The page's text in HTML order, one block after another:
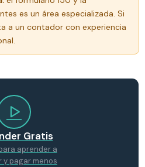
es un área especializada. Si
a un contador con experiencia
Gratis
aprender a
y pagar menos